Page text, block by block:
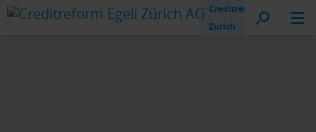
Creditreform
Zurich